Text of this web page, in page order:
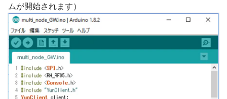
ムが開始されます）